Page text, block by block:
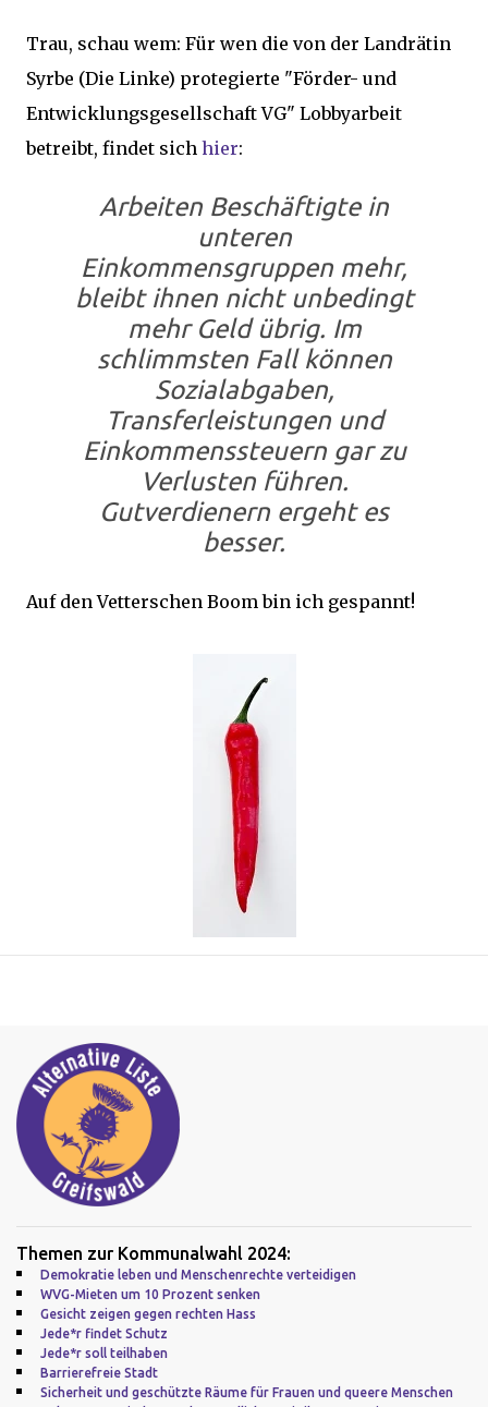
Trau, schau wem: Für wen die von der Landrätin
Syrbe (Die Linke) protegierte "Förder- und
Entwicklungsgesellschaft VG" Lobbyarbeit
betreibt, findet sich hier:
Arbeiten Beschäftigte in
unteren
Einkommensgruppen mehr,
bleibt ihnen nicht unbedingt
mehr Geld übrig. Im
schlimmsten Fall können
Sozialabgaben,
Transferleistungen und
Einkommenssteuern gar zu
Verlusten führen.
Gutverdienern ergeht es
besser.
Auf den Vetterschen Boom bin ich gespannt!
Themen zur Kommunalwahl 2024:
Demokratie leben und Menschenrechte verteidigen
WVG-Mieten um 10 Prozent senken
Gesicht zeigen gegen rechten Hass
Jede*r findet Schutz
Jede*r soll teilhaben
Barrierefreie Stadt
Sicherheit und geschützte Räume für Frauen und queere Menschen